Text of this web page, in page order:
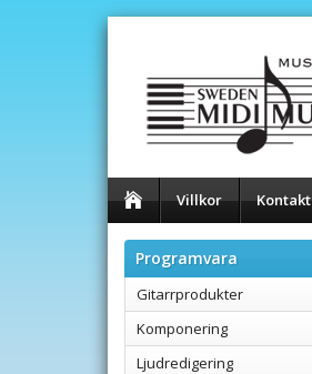
Villkor Kontakt
Programvara
Gitarrprodukter
Komponering
Ljudredigering